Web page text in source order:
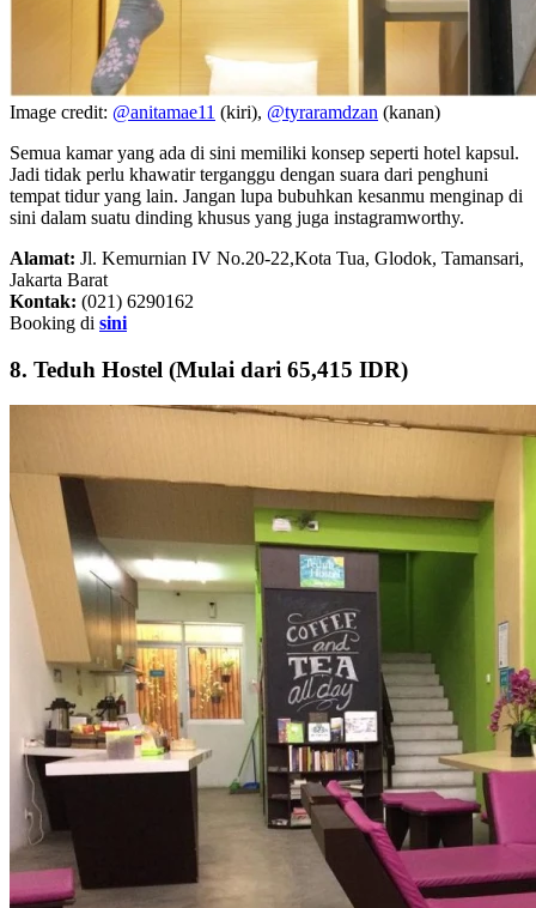
Image credit: @anitamae11 (kiri), @tyraramdzan (kanan)
Semua kamar yang ada di sini memiliki konsep seperti hotel kapsul.
Jadi tidak perlu khawatir terganggu dengan suara dari penghuni
tempat tidur yang lain. Jangan lupa bubuhkan kesanmu menginap di
sini dalam suatu dinding khusus yang juga instagramworthy.
Alamat: Jl. Kemurnian IV No.20-22,Kota Tua, Glodok, Tamansari,
Jakarta Barat
Kontak: (021) 6290162
Booking di sini
8. Teduh Hostel (Mulai dari 65,415 IDR)